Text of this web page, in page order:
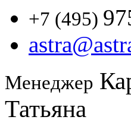
+7 (495)
Менеджер
Татьяна